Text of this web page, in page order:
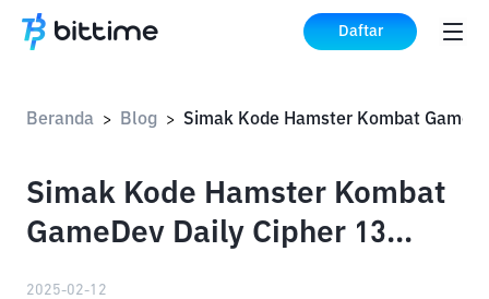
Daftar
Beranda > Blog >
Simak Kode Hamster Kombat
GameDev Daily Cipher 13
2025-02-12